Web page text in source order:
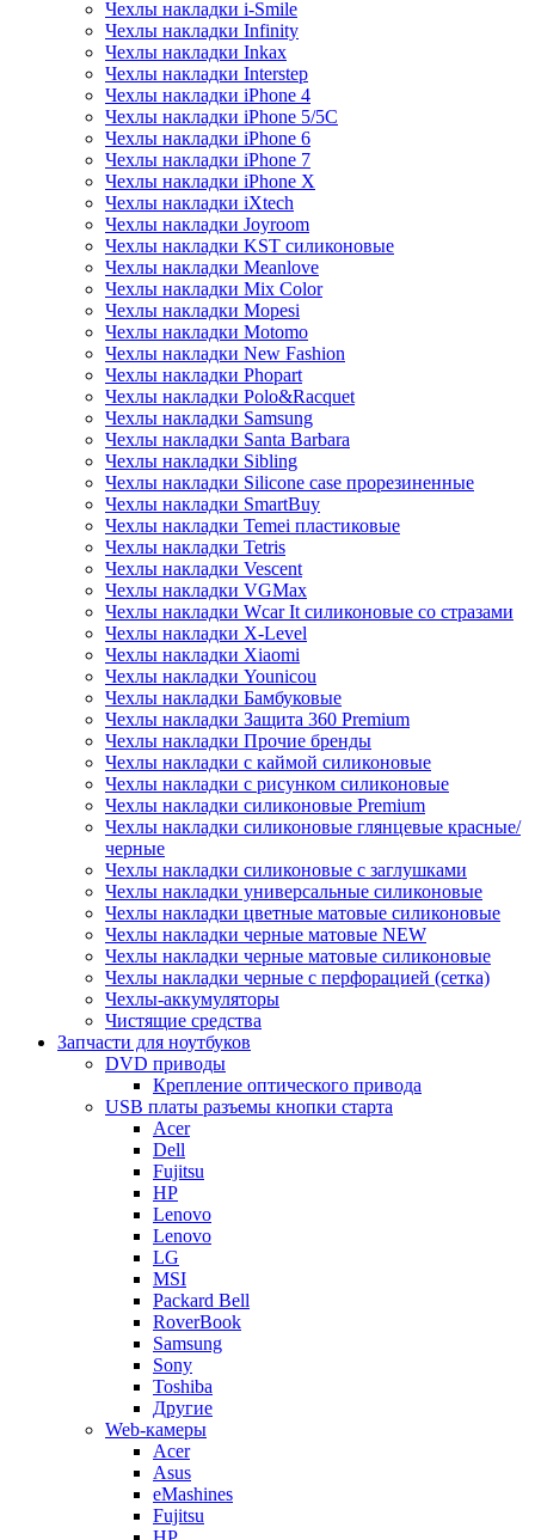
Чехлы накладки i-Smile
Чехлы накладки Infinity
Чехлы накладки Inkax
Чехлы накладки Interstep
Чехлы накладки iPhone 4
Чехлы накладки iPhone 5/5С
Чехлы накладки iPhone 6
Чехлы накладки iPhone 7
Чехлы накладки iPhone X
Чехлы накладки iXtech
Чехлы накладки Joyroom
Чехлы накладки KST силиконовые
Чехлы накладки Meanlove
Чехлы накладки Mix Color
Чехлы накладки Mopesi
Чехлы накладки Motomo
Чехлы накладки New Fashion
Чехлы накладки Phopart
Чехлы накладки Polo&Racquet
Чехлы накладки Samsung
Чехлы накладки Santa Barbara
Чехлы накладки Sibling
Чехлы накладки Silicone case прорезиненные
Чехлы накладки SmartBuy
Чехлы накладки Temei пластиковые
Чехлы накладки Tetris
Чехлы накладки Vescent
Чехлы накладки VGMax
Чехлы накладки Wcar It силиконовые со стразами
Чехлы накладки X-Level
Чехлы накладки Xiaomi
Чехлы накладки Younicou
Чехлы накладки Бамбуковые
Чехлы накладки Защита 360 Premium
Чехлы накладки Прочие бренды
Чехлы накладки с каймой силиконовые
Чехлы накладки с рисунком силиконовые
Чехлы накладки силиконовые Premium
Чехлы накладки силиконовые глянцевые красные/
черные
Чехлы накладки силиконовые с заглушками
Чехлы накладки универсальные силиконовые
Чехлы накладки цветные матовые силиконовые
Чехлы накладки черные матовые NEW
Чехлы накладки черные матовые силиконовые
Чехлы накладки черные с перфорацией (сетка)
Чехлы-аккумуляторы
Чистящие средства
Запчасти для ноутбуков
DVD приводы
Крепление оптического привода
USB платы разъемы кнопки старта
Acer
Dell
Fujitsu
HP
Lenovo
Lenovo
LG
MSI
Packard Bell
RoverBook
Samsung
Sony
Toshiba
Другие
Web-камеры
Acer
Asus
eMashines
Fujitsu